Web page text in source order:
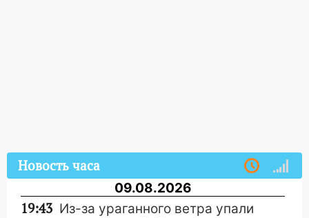
Новость часа
09.08.2026
19:43 Из-за ураганного ветра упали